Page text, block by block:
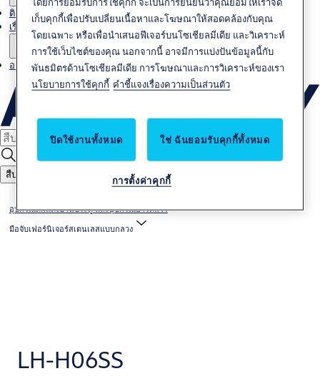
ติดต่อเรา
เรื่องราวของเรา
อาชีพ
สืบหา
อุปกรณ์ตกแต่งบานประตู และอุปกรณ์ฮาร์ดแวร์
มือจับเฟอร์นิเจอร์สเตนเลสแบบกลวง
LH-H06SS
เก็บคุกกี้เพื่อปรับเปลี่ยนเนื้อหาและโฆษณาให้สอดคล้องกับคุณ
โดยเฉพาะ หรือเพื่อนำเสนอฟีเจอร์บนโซเชียลมีเดีย และวิเคราะห์
การใช้เว็บไซต์ของคุณ นอกจากนี้ อาจมีการแบ่งปันข้อมูลนี้กับ
พันธมิตรด้านโซเชียลมีเดีย การโฆษณาและการวิเคราะห์ของเรา
นโยบายการใช้คุกกี้ คำชี้แจงเรื่องความเป็นส่วนตัว
ปิดใช้งานทั้งหมด ใช่ ฉันยอมรับคุกกี้ทั้งหมด
การตั้งค่าคุกกี้